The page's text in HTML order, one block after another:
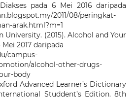
pada 6 Mei 2016 daripada
2011/08/peringkat-
arak.html?m=1
University. (2015). Alcohol and Your
2017 daripada
campus-
alcohol-other-drugs-
body
Advanced Learner’s Dictionary
Studdent’s Edition. 8th